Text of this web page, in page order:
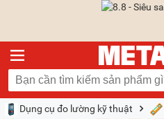
Dụng cụ đo lường kỹ thuật